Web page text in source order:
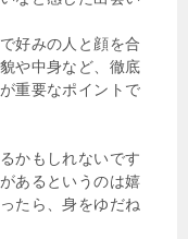
好みの人と顔を合
や中身など、徹底
重要なポイントで
かもしれないです
あるというのは嬉
たら、身をゆだね